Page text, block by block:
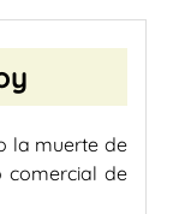
la muerte de
comercial de